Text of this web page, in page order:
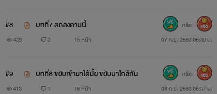
#8 บทที่7 ตกลงตามนี้
439 3 15 หน้า 07 ก.ย. 2560 05:30 น.
หรือ 500
#9 บทที่8 ขยับเข้ามาได้มั้ย ขยับมาใกล้กัน
413 1 16 หน้า 08 ก.ย. 2560 06:37 น.
หรือ 300